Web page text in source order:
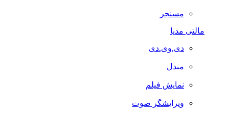
مسنجر
مالتی مدیا
دی.وی.دی
مبدل
نمایش فیلم
ویرایشگر صوت